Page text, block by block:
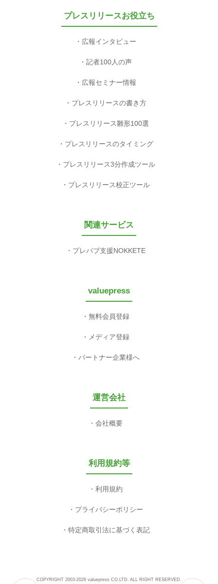
プレスリリースお役立ち
広報インタビュー
記者100人の声
広報セミナー情報
プレスリリースの書き方
プレスリリース雛形100選
プレスリリースのタイミング
プレスリリース3分作成ツール
プレスリリース校正ツール
関連サービス
プレパブ支援NOKKETE
valuepress
無料会員登録
メディア登録
パートナー企業様へ
運営会社
会社概要
利用規約等
利用規約
プライバシーポリシー
特定商取引法に基づく表記
COPYRIGHT 2003-2026 valuepress CO,LTD. ALL RIGHT RESERVED.